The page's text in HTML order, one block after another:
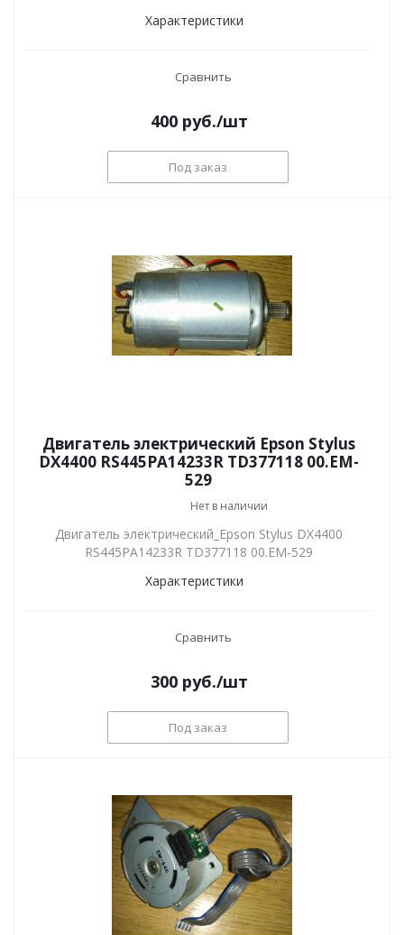
Характеристики
Сравнить
400руб./шт
Под заказ
Двигатель электрический Epson Stylus
DX4400 RS445PA14233R TD377118 00.EM-
529
Нет в наличии
Двигатель электрический_Epson Stylus DX4400
RS445PA14233R TD377118 00.EM-529
Характеристики
Сравнить
300руб./шт
Под заказ